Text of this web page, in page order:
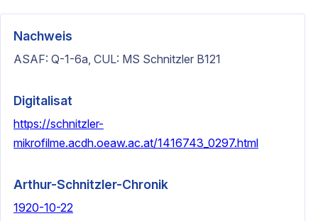
Nachweis
ASAF: Q-1-6a, CUL: MS Schnitzler B121
Digitalisat
https://schnitzler-
mikrofilme.acdh.oeaw.ac.at/1416743_0297.html
Arthur-Schnitzler-Chronik
1920-10-22